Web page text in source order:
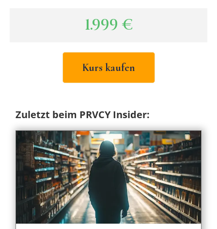
1.999 €
Kurs kaufen
Zuletzt beim PRVCY Insider: